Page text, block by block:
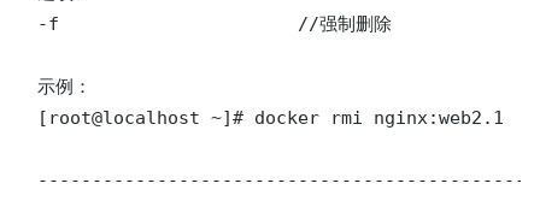
-f			//强制删除
示例：
[root@localhost ~]# docker rmi nginx:web2.1